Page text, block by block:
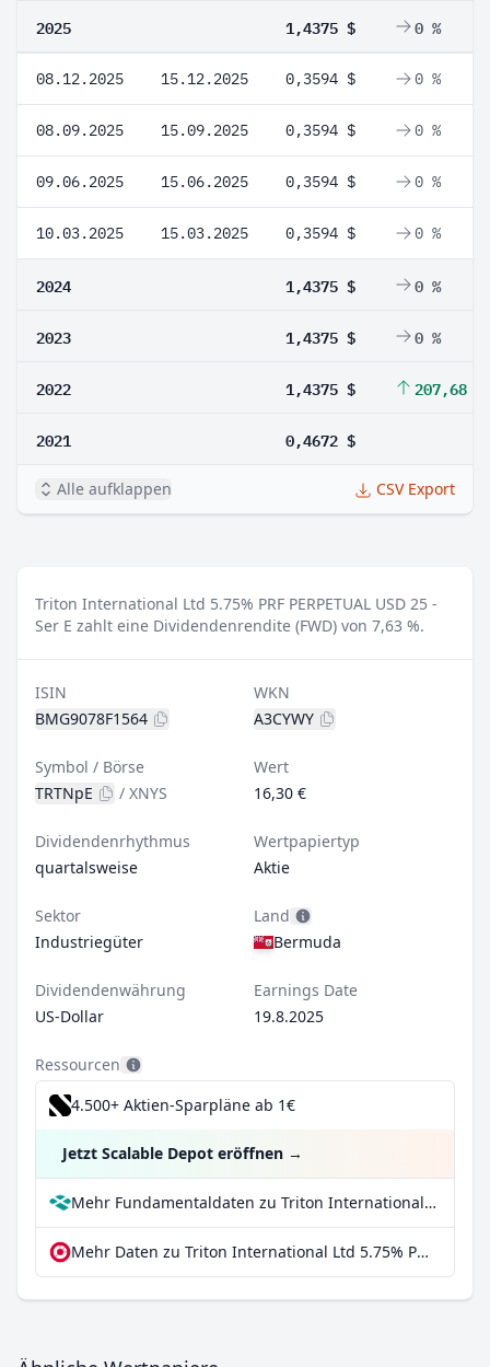
2025 1,4375 $ 0 %
08.12.2025 15.12.2025 0,3594 $ 0 %
08.09.2025 15.09.2025 0,3594 $ 0 %
09.06.2025 15.06.2025 0,3594 $ 0 %
10.03.2025 15.03.2025 0,3594 $ 0 %
2024 1,4375 $ 0 %
2023 1,4375 $ 0 %
2022 1,4375 $ 207,68 %
2021 0,4672 $
Alle aufklappen CSV Export
Triton International Ltd 5.75% PRF PERPETUAL USD 25 -
Ser E zahlt eine Dividendenrendite (FWD) von 7,63 %.
ISIN
BMG9078F1564
WKN
A3CYWY
Symbol / Börse
TRTNpE
/ XNYS
Wert
16,30 €
Dividendenrhythmus
quartalsweise
Wertpapiertyp
Aktie
Sektor
Industriegüter
Land
Bermuda
Dividendenwährung
US-Dollar
Earnings Date
19.8.2025
Ressourcen
4.500+ Aktien-Sparpläne ab 1€
Jetzt Scalable Depot eröffnen →
Mehr Fundamentaldaten zu Triton International Ltd 5.75% PRF PERPETUAL USD 25 - Ser E bei Parqet
Mehr Daten zu Triton International Ltd 5.75% PRF PERPETUAL USD 25 - Ser E bei extraETF